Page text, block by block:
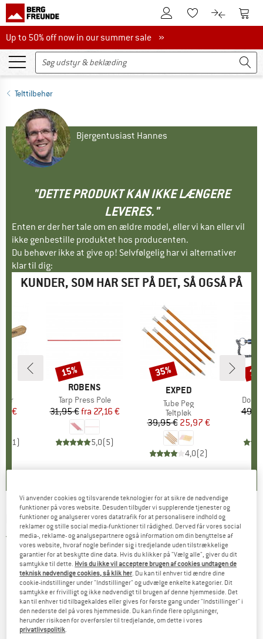
Til kundekontoenTil huskesedlen.
Til Til
Up to 50% off now in our summer sale
Up to 50% off now in our summer sale »
Telttilbehør
Bjergentusiast Hannes
"DETTE PRODUKT KAN IKKE LÆNGERE
LEVERES."
Enten er der her tale om en ældre model, eller vi kan eller vil
ikke genbestille produktet hos producenten.
Du behøver ikke at give op! Selvfølgelig har vi alternativer
klar til dig:
KUNDER, SOM HAR SET PÅ DET, SÅ OGSÅ PÅ
pris
€
1)
MÆRKE
ROBENS
Artikel
Tarp Press Pole
Pris
31,95 € Nedsat pris
fra 27,16 €
5,0(5)
Rabat
15%
MÆRKE
EXPED
Artikel
Tube Peg
Produktgruppe
Teltpløk
Pris
39,95 € Nedsat pris
25,97 €
4,0(2)
Rabat
35%
Artikel
Dog
ROBENS -Tarp Link Pole Set
5,0(1)
Vi anvender cookies og tilsvarende teknologier for at sikre de nødvendige
funktioner på vores website. Desuden tilbyder vi supplerende tjenester og
funktioner og analyserer vores datatrafik for at personalisere indhold og
reklamer og stille social media-funktioner til rådighed. Derved får vores social
media-, reklame- og analysepartnere også information om din benyttelse af
vores website, hvoraf nogle befinder sig i tredjelande uden tilstrækkelige
garantier for at beskytte dine data. Hvis du klikker på "Vælg alle", giver du dit
samtykke til dette. Hvis du ikke vil acceptere brugen af cookies undtagen de
teknisk nødvendige cookies, så klik her. Du kan til enhver tid ændre dine
cookie-indstillinger under "Indstillinger" og udvælge enkelte kategorier. Dit
samtykke er frivilligt og ikke nødvendigt til brugen af denne hjemmeside. Det
kan til enhver tid tilbagekaldes eller gives for første gang under "Indstillinger" i
den nederste del på vores hjemmeside. Du kan finde flere oplysninger,
herunder risikoen for overførsler til tredjelande, om dette i vores
privatlivspolitik.